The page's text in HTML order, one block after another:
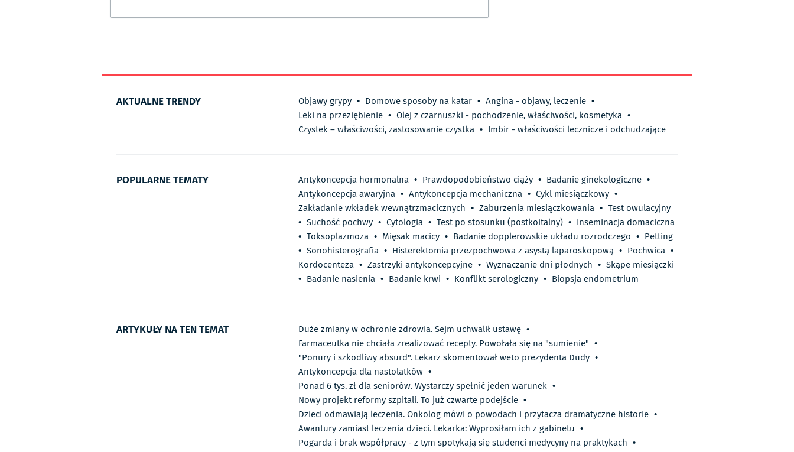
AKTUALNE TRENDY Objawy grypy • Domowe sposoby na katar • Angina - objawy, leczenie •
Leki na przeziębienie • Olej z czarnuszki - pochodzenie, właściwości, kosmetyka •
Czystek – właściwości, zastosowanie czystka • Imbir - właściwości lecznicze i odchudzające
POPULARNE TEMATY Antykoncepcja hormonalna • Prawdopodobieństwo ciąży • Badanie ginekologiczne •
Antykoncepcja awaryjna • Antykoncepcja mechaniczna • Cykl miesiączkowy •
Zakładanie wkładek wewnątrzmacicznych • Zaburzenia miesiączkowania • Test owulacyjny
• Suchość pochwy • Cytologia • Test po stosunku (postkoitalny) • Inseminacja domaciczna
• Toksoplazmoza • Mięsak macicy • Badanie dopplerowskie układu rozrodczego • Petting
• Sonohisterografia • Histerektomia przezpochwowa z asystą laparoskopową • Pochwica •
Kordocenteza • Zastrzyki antykoncepcyjne • Wyznaczanie dni płodnych • Skąpe miesiączki
• Badanie nasienia • Badanie krwi • Konflikt serologiczny • Biopsja endometrium
ARTYKUŁY NA TEN TEMAT Duże zmiany w ochronie zdrowia. Sejm uchwalił ustawę •
Farmaceutka nie chciała zrealizować recepty. Powołała się na "sumienie" •
"Ponury i szkodliwy absurd". Lekarz skomentował weto prezydenta Dudy •
Antykoncepcja dla nastolatków •
Ponad 6 tys. zł dla seniorów. Wystarczy spełnić jeden warunek •
Nowy projekt reformy szpitali. To już czwarte podejście •
Dzieci odmawiają leczenia. Onkolog mówi o powodach i przytacza dramatyczne historie •
Awantury zamiast leczenia dzieci. Lekarka: Wyprosiłam ich z gabinetu •
Pogarda i brak współpracy - z tym spotykają się studenci medycyny na praktykach •